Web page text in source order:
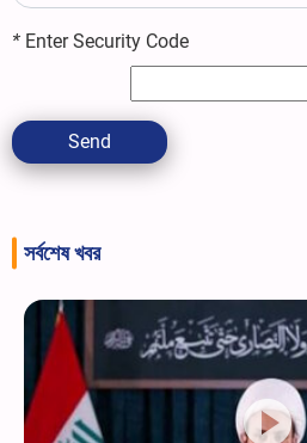
* Enter Security Code
Send
সর্বশেষ খবর